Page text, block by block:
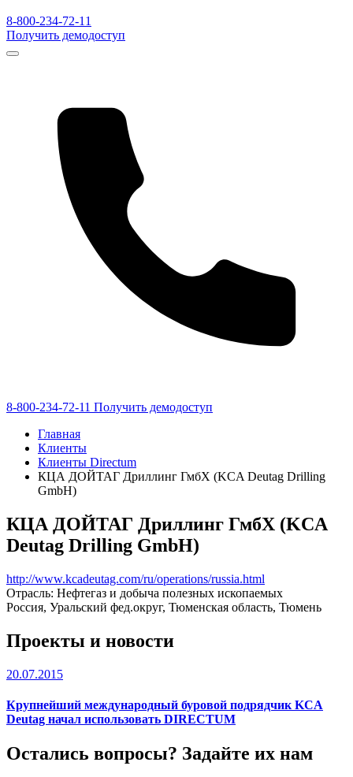
8-800-234-72-11
Получить демодоступ
8-800-234-72-11 Получить демодоступ
Главная
Клиенты
Клиенты Directum
КЦА ДОЙТАГ Дриллинг ГмбХ (KCA Deutag Drilling
GmbH)
КЦА ДОЙТАГ Дриллинг ГмбХ (KCA
Deutag Drilling GmbH)
http://www.kcadeutag.com/ru/operations/russia.html
Отрасль: Нефтегаз и добыча полезных ископаемых
Россия, Уральский фед.округ, Тюменская область, Тюмень
Проекты и новости
20.07.2015
Крупнейший международный буровой подрядчик KCA
Deutag начал использовать DIRECTUM
Остались вопросы? Задайте их нам